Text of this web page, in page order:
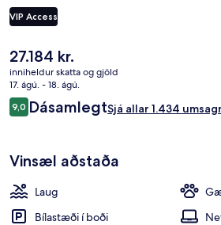
líkamsrækt sem er opin allan sólarhringinn
Meðal þess sem ferðamenn sem hafa
ekki langt að fara til að komast í
Sq. lestarstöðin er í 5 mínútna
lestarstöðin í 10 mínútna.
VIP Access
Núverandi
verð
er
27.184 kr.
27.184 kr.
inniheldur skatta og gjöld
17. ágú. - 18. ágú.
Umsagnir
9,09,0 af 10
DásamlegtSjá allar 1.434
Vinsæl aðstaða
Laug
Bílastæði í boði